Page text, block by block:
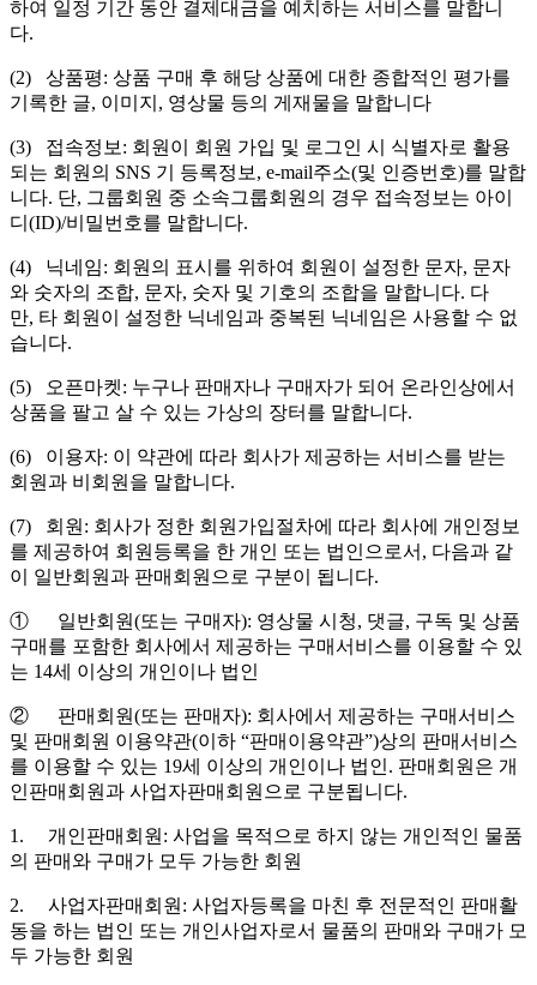
하여 일정 기간 동안 결제대금을 예치하는 서비스를 말합니
다.
(2) 상품평: 상품 구매 후 해당 상품에 대한 종합적인 평가를
기록한 글, 이미지, 영상물 등의 게재물을 말합니다
(3) 접속정보: 회원이 회원 가입 및 로그인 시 식별자로 활용
되는 회원의 SNS 기 등록정보, e-mail주소(및 인증번호)를 말합
니다. 단, 그룹회원 중 소속그룹회원의 경우 접속정보는 아이
디(ID)/비밀번호를 말합니다.
(4) 닉네임: 회원의 표시를 위하여 회원이 설정한 문자, 문자
와 숫자의 조합, 문자, 숫자 및 기호의 조합을 말합니다. 다
만, 타 회원이 설정한 닉네임과 중복된 닉네임은 사용할 수 없
습니다.
(5) 오픈마켓: 누구나 판매자나 구매자가 되어 온라인상에서
상품을 팔고 살 수 있는 가상의 장터를 말합니다.
(6) 이용자: 이 약관에 따라 회사가 제공하는 서비스를 받는
회원과 비회원을 말합니다.
(7) 회원: 회사가 정한 회원가입절차에 따라 회사에 개인정보
를 제공하여 회원등록을 한 개인 또는 법인으로서, 다음과 같
이 일반회원과 판매회원으로 구분이 됩니다.
① 일반회원(또는 구매자): 영상물 시청, 댓글, 구독 및 상품
구매를 포함한 회사에서 제공하는 구매서비스를 이용할 수 있
는 14세 이상의 개인이나 법인
② 판매회원(또는 판매자): 회사에서 제공하는 구매서비스
및 판매회원 이용약관(이하 “판매이용약관”)상의 판매서비스
를 이용할 수 있는 19세 이상의 개인이나 법인. 판매회원은 개
인판매회원과 사업자판매회원으로 구분됩니다.
1. 개인판매회원: 사업을 목적으로 하지 않는 개인적인 물품
의 판매와 구매가 모두 가능한 회원
2. 사업자판매회원: 사업자등록을 마친 후 전문적인 판매활
동을 하는 법인 또는 개인사업자로서 물품의 판매와 구매가 모
두 가능한 회원